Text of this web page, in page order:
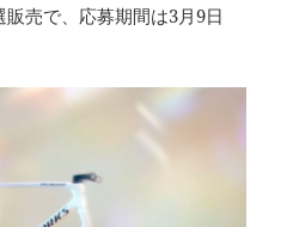
売で、応募期間は3月9日